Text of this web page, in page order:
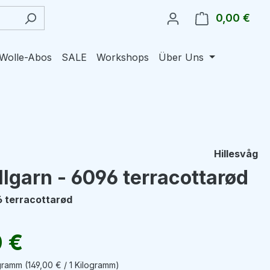
0,00 €
Abos SALE Workshops Über Uns
Hillesvåg
- 6096 terracottarød
terracottarød
€
(149,00 € / 1 Kilogramm)